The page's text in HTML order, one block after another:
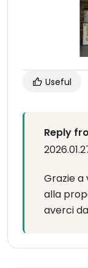
Useful
Reply
Grazie
alla
averci